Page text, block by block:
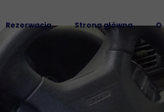
Rezerwacja Strona główna O